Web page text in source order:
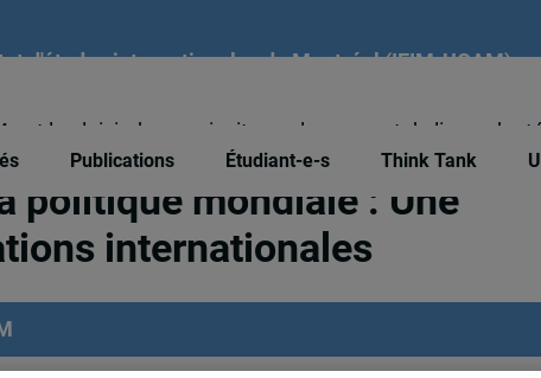
d'études internationales de Montréal (IEIM-UQAM)
Publications Étudiant-e-s Think Tank
ont le plaisir de vous inviter au lancement du livre adapté
politique mondiale : Une
internationales